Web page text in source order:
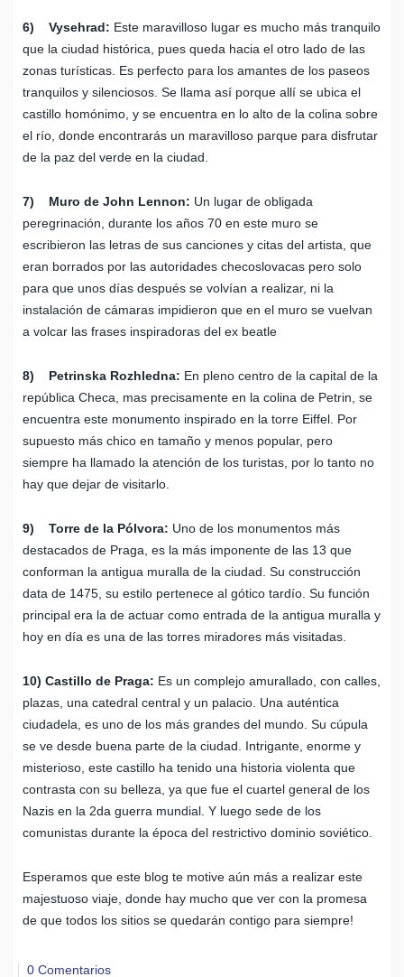
6) Vysehrad: Este maravilloso lugar es mucho más tranquilo
que la ciudad histórica, pues queda hacia el otro lado de las
zonas turísticas. Es perfecto para los amantes de los paseos
tranquilos y silenciosos. Se llama así porque allí se ubica el
castillo homónimo, y se encuentra en lo alto de la colina sobre
el río, donde encontrarás un maravilloso parque para disfrutar
de la paz del verde en la ciudad.
7) Muro de John Lennon: Un lugar de obligada
peregrinación, durante los años 70 en este muro se
escribieron las letras de sus canciones y citas del artista, que
eran borrados por las autoridades checoslovacas pero solo
para que unos días después se volvían a realizar, ni la
instalación de cámaras impidieron que en el muro se vuelvan
a volcar las frases inspiradoras del ex beatle
8) Petrinska Rozhledna: En pleno centro de la capital de la
república Checa, mas precisamente en la colina de Petrin, se
encuentra este monumento inspirado en la torre Eiffel. Por
supuesto más chico en tamaño y menos popular, pero
siempre ha llamado la atención de los turistas, por lo tanto no
hay que dejar de visitarlo.
9) Torre de la Pólvora: Uno de los monumentos más
destacados de Praga, es la más imponente de las 13 que
conforman la antigua muralla de la ciudad. Su construcción
data de 1475, su estilo pertenece al gótico tardío. Su función
principal era la de actuar como entrada de la antigua muralla y
hoy en día es una de las torres miradores más visitadas.
10) Castillo de Praga: Es un complejo amurallado, con calles,
plazas, una catedral central y un palacio. Una auténtica
ciudadela, es uno de los más grandes del mundo. Su cúpula
se ve desde buena parte de la ciudad. Intrigante, enorme y
misterioso, este castillo ha tenido una historia violenta que
contrasta con su belleza, ya que fue el cuartel general de los
Nazis en la 2da guerra mundial. Y luego sede de los
comunistas durante la época del restrictivo dominio soviético.
Esperamos que este blog te motive aún más a realizar este
majestuoso viaje, donde hay mucho que ver con la promesa
de que todos los sitios se quedarán contigo para siempre!
0 Comentarios